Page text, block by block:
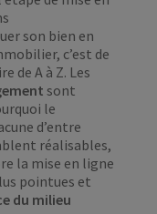
son bien en
c’est de
de A à Z. Les
sont
le
d’entre
réalisables,
la mise en ligne
pointues et
du milieu